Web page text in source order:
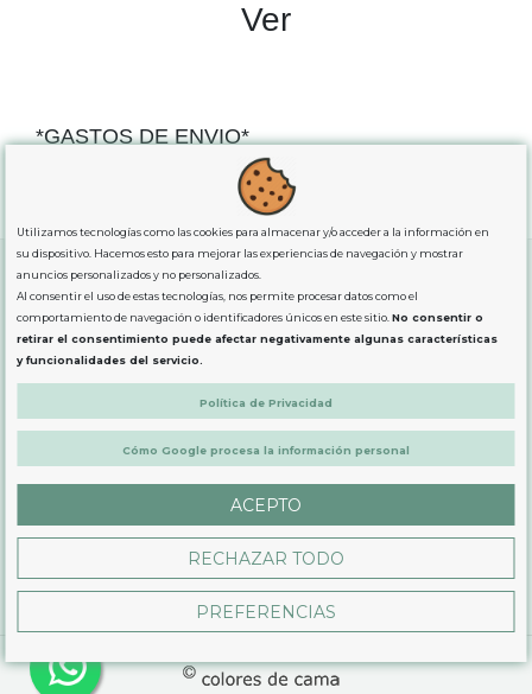
Ver
*GASTOS DE ENVIO*
para comprassuperiores a 80€
SOBRE NOSOTROS
LEGAL
PRODUCTOS
CONTÁCTANOS
Utilizamos tecnologías como las cookies para almacenar y/o acceder a la información en
su dispositivo. Hacemos esto para mejorar las experiencias de navegación y mostrar
anuncios personalizados y no personalizados.
Al consentir el uso de estas tecnologías, nos permite procesar datos como el
comportamiento de navegación o identificadores únicos en este sitio.No consentir o
retirar el consentimiento puede afectar negativamente algunas características
y funcionalidades del servicio.
Política de Privacidad
Cómo Google procesa la información personal
ACEPTO
RECHAZAR TODO
PREFERENCIAS